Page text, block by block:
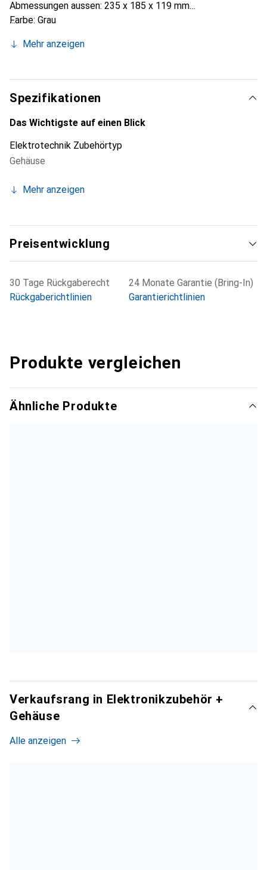
Abmessungen aussen: 235 x 185 x 119 mm
Farbe: Grau
Serie: Cardmaster
Mehr anzeigen
Spezifikationen
Das Wichtigste auf einen Blick
Elektrotechnik Zubehörtyp
Gehäuse
Mehr anzeigen
Preisentwicklung
30 Tage Rückgaberecht
Rückgaberichtlinien
24 Monate Garantie (Bring-In)
Garantierichtlinien
Produkte vergleichen
Ähnliche Produkte
Verkaufsrang in Elektronikzubehör +
Gehäuse
Alle anzeigen